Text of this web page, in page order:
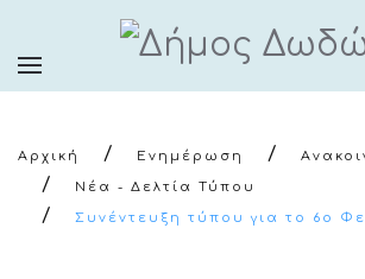
Αρχική Ενημέρωση
Νέα - Δελτία Τύπου
Συνέντευξη τύπου για το 6ο